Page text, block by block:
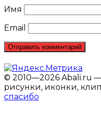
Имя
Email
© 2010—2026 Abali.ru
рисунки, иконки,
спасибо